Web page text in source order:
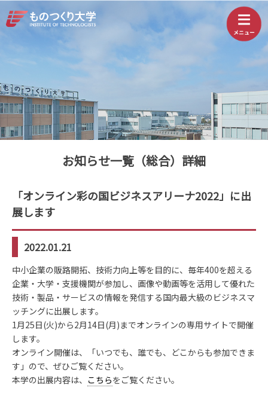
お知らせ一覧（総合）詳細
「オンライン彩の国ビジネスアリーナ2022」に出
展します
2022.01.21
中小企業の販路開拓、技術力向上等を目的に、毎年400を超える
企業・大学・支援機関が参加し、画像や動画等を活用して優れた
技術・製品・サービスの情報を発信する国内最大級のビジネスマ
ッチングに出展します。
1月25日(火)から2月14日(月)までオンラインの専用サイトで開催
します。
オンライン開催は、「いつでも、誰でも、どこからも参加できま
す」ので、ぜひご覧ください。
本学の出展内容は、 こちらをご覧ください。